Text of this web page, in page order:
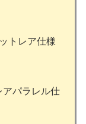
トレア仕様
パラレル仕